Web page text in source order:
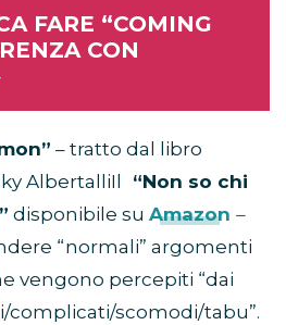
FARE “COMING
CON
– tratto dal libro
AlbertalliIl
“Non so chi
disponibile su Amazon –
“normali” argomenti
vengono percepiti “dai
complicati/scomodi/tabu”.